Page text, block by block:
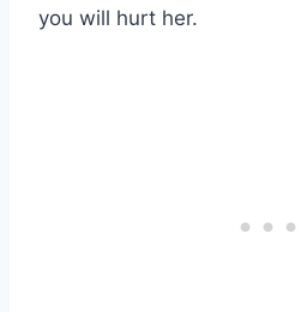
you will hurt her.